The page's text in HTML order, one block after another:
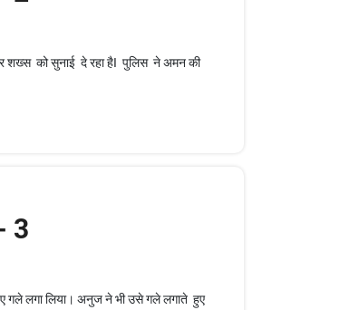
शख्स को सुनाई दे रहा हैI पुलिस ने अमन की
3
लगा लिया। अनुज ने भी उसे गले लगाते हुए